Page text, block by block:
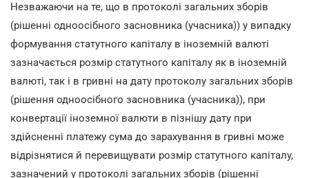
Незважаючи на те, що в протоколі загальних зборів
(рішенні одноосібного засновника (учасника)) у випадку
формування статутного капіталу в іноземній валюті
зазначається розмір статутного капіталу як в іноземній
валюті, так і в гривні на дату протоколу загальних зборів
(рішення одноосібного засновника (учасника)), при
конвертації іноземної валюти в пізнішу дату при
здійсненні платежу сума до зарахування в гривні може
відрізнятися й перевищувати розмір статутного капіталу,
зазначений у протоколі загальних зборів (рішенні